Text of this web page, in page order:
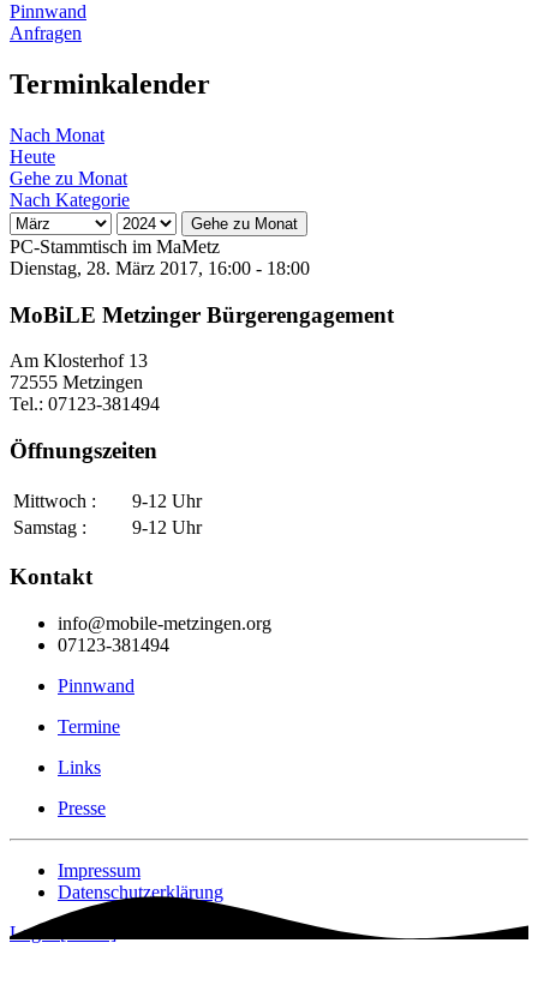
Pinnwand
Anfragen
Terminkalender
Nach Monat
Heute
Gehe zu Monat
Nach Kategorie
Gehe zu Monat
PC-Stammtisch im MaMetz
Dienstag, 28. März 2017, 16:00 - 18:00
MoBiLE Metzinger Bürgerengagement
Am Klosterhof 13
72555 Metzingen
Tel.: 07123-381494
Öffnungszeiten
Mittwoch :
9-12 Uhr
Samstag :
9-12 Uhr
Kontakt
info@mobile-metzingen.org
07123-381494
Pinnwand
Termine
Links
Presse
Impressum
Datenschutzerklärung
Login [Intern]